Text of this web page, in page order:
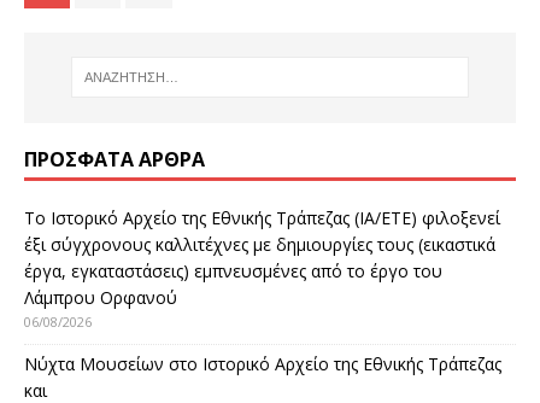
ΠΡΌΣΦΑΤΑ ΆΡΘΡΑ
Το Ιστορικό Αρχείο της Εθνικής Τράπεζας (ΙΑ/ΕΤΕ) φιλοξενεί
έξι σύγχρονους καλλιτέχνες με δημιουργίες τους (εικαστικά
έργα, εγκαταστάσεις) εμπνευσμένες από το έργο του
Λάμπρου Ορφανού
06/08/2026
Νύχτα Μουσείων στο Ιστορικό Αρχείο της Εθνικής Τράπεζας
και